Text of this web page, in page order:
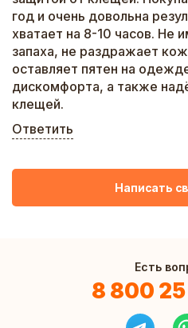
год и очень довольна
хватает на 8-10 часов. Не
запаха, не раздражает
оставляет пятен на
дискомфорта, а также
клещей.
Ответить
Написать
Есть
8 800